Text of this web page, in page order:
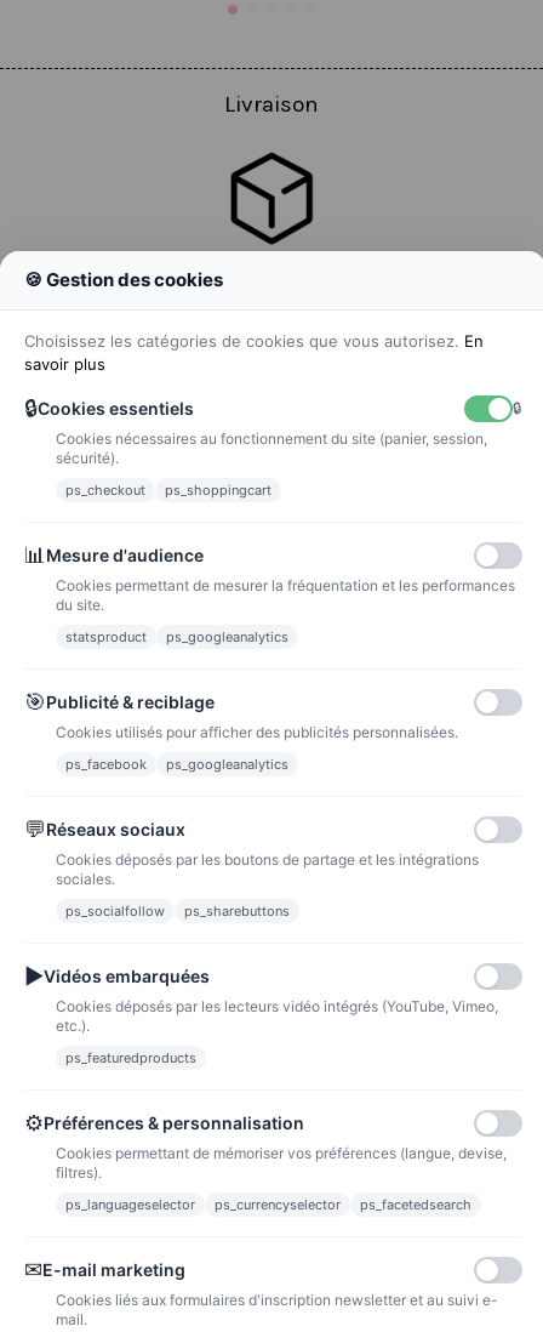
Livraison
La poste
Paiements sécurisés via paypal et paypal 4 fois sans frais
Fidélité
bons de réductions.
Liens utiles
🍪 Gestion des cookies
Choisissez les catégories de cookies que vous autorisez. En
savoir plus
🔒Cookies essentiels
🔒
Cookies nécessaires au fonctionnement du site (panier, session,
sécurité).
ps_checkout ps_shoppingcart
📊 Mesure d'audience
Cookies permettant de mesurer la fréquentation et les performances
du site.
statsproduct ps_googleanalytics
🎯Publicité & reciblage
Cookies utilisés pour afficher des publicités personnalisées.
ps_facebook ps_googleanalytics
💬Réseaux sociaux
Cookies déposés par les boutons de partage et les intégrations
sociales.
ps_socialfollow ps_sharebuttons
▶Vidéos embarquées
Cookies déposés par les lecteurs vidéo intégrés (YouTube, Vimeo,
etc.).
ps_featuredproducts
⚙Préférences & personnalisation
Cookies permettant de mémoriser vos préférences (langue, devise,
filtres).
ps_languageselector ps_currencyselector ps_facetedsearch
✉E-mail marketing
Cookies liés aux formulaires d'inscription newsletter et au suivi e-
mail.